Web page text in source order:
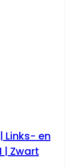
Links- en
| Zwart